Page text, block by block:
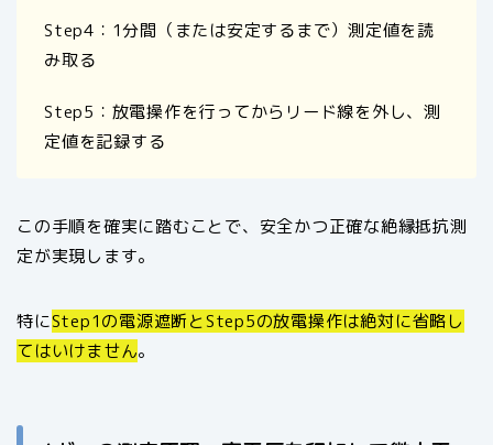
Step4：1分間（または安定するまで）測定値を読
み取る
Step5：放電操作を行ってからリード線を外し、測
定値を記録する
この手順を確実に踏むことで、安全かつ正確な絶縁抵抗測
定が実現します。
特にStep1の電源遮断とStep5の放電操作は絶対に省略し
てはいけません。